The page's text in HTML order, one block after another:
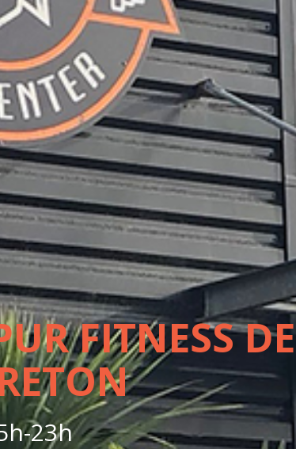
FITNESS DE
23h